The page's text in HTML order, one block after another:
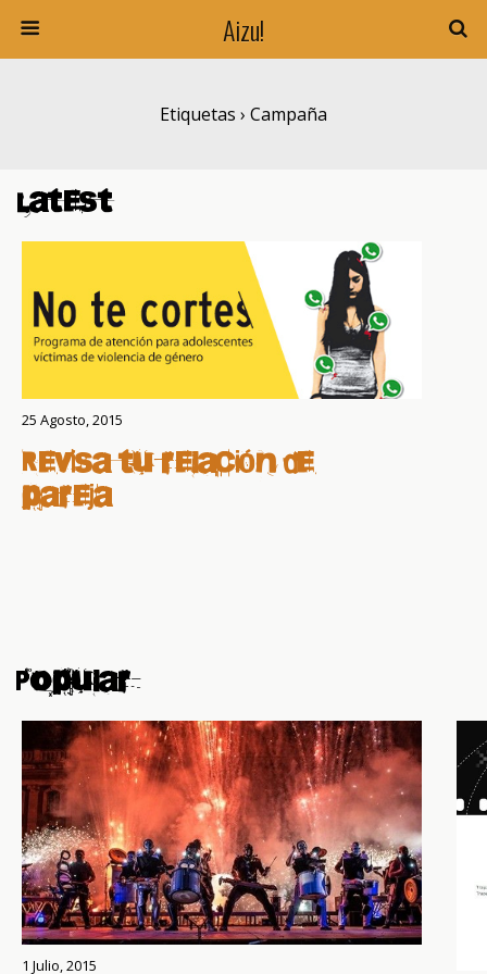
Aizu!
Etiquetas › Campaña
Latest
25 Agosto, 2015
Revisa tu relación de
pareja
Popular
1 Julio, 2015